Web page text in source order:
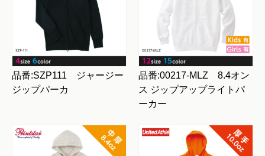
品番:SZP111 ジャージー
ジップパーカ
品番:00217-MLZ 8.4オン
ス ジップアップライトパ
ーカー